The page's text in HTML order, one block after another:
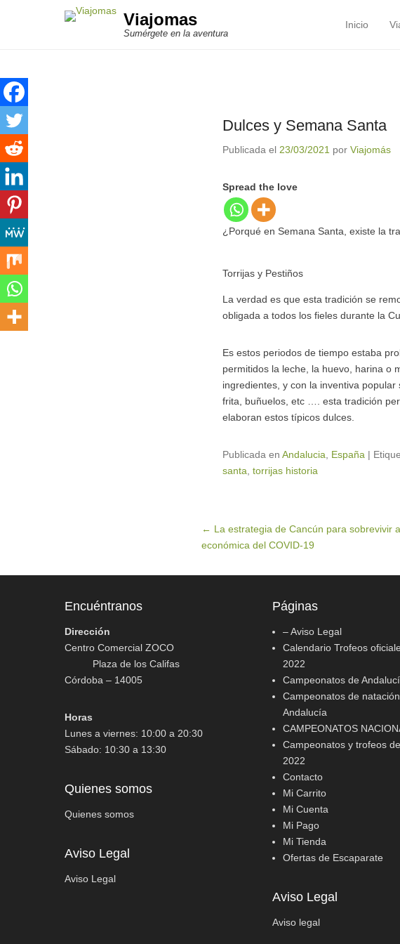
Viajomas
Sumérgete en la aventura
Menú
Saltar al
Inicio
Dulces y Semana Santa
Publicada el 23/03/2021 por Viajomás
Spread the love
¿Porqué en Semana Santa, existe la
Torrijas y Pestiños
La verdad es que esta tradición se
obligada a todos los fieles durante la
Es estos periodos de tiempo estaba
permitidos la leche, la huevo, harina o
ingredientes, y con la inventiva
frita, buñuelos, etc …. esta tradición
elaboran estos típicos dulces.
Publicada en Andalucia España |
santa torrijas historia
Navegación de entradas
← La estrategia de Cancún para sobrevivir
económica del COVID-19
Encuéntranos
Dirección
Centro Comercial ZOCO
Plaza de los Califas
Córdoba – 14005
Horas
Lunes a viernes: 10:00 a 20:30
Sábado: 10:30 a 13:30
Quienes somos
Quienes somos
Aviso Legal
Aviso Legal
Páginas
– Aviso Legal
Calendario Trofeos
2022
Campeonatos de
Campeonatos de
Andalucía
CAMPEONATOS
Campeonatos y trofeos
2022
Contacto
Mi Carrito
Mi Cuenta
Mi Pago
Mi Tienda
Ofertas de Escaparate
Aviso Legal
Aviso legal